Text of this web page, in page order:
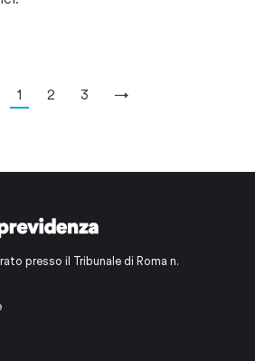
1 2 3 →
presso il Tribunale di Roma n.